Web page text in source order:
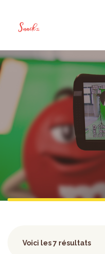
Voici les 7 résultats